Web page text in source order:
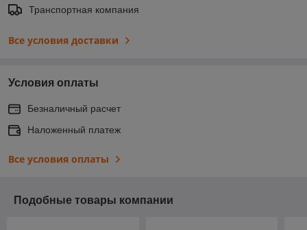
Транспортная компания
Все условия доставки
Условия оплаты
Безналичный расчет
Наложенный платеж
Все условия оплаты
Подобные товары компании